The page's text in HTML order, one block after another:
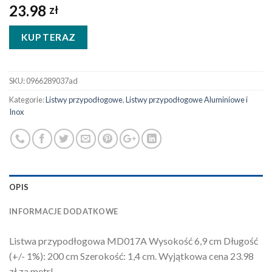
23.98 zł
KUP TERAZ
SKU:0966289037ad
Kategorie:Listwy przypodłogowe,Listwy przypodłogowe Aluminiowe i
Inox
OPIS
INFORMACJE DODATKOWE
Listwa przypodłogowa MD017A Wysokość 6,9 cm Długość
(+/- 1%): 200 cm Szerokość: 1,4 cm. Wyjątkowa cena 23.98